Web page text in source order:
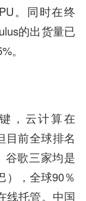
。同时在终
的出货量已
。
，云计算在
目前全球排名
谷歌三家均是
），全球90％
线托管。中国